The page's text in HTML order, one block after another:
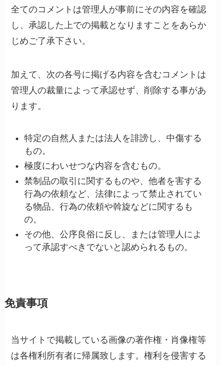
全てのコメントは管理人が事前にその内容を確認
し、承認した上での掲載となりますことをあらか
じめご了承下さい。
加えて、次の各号に掲げる内容を含むコメントは
管理人の裁量によって承認せず、削除する事があ
ります。
特定の自然人または法人を誹謗し、中傷する
もの。
極度にわいせつな内容を含むもの。
禁制品の取引に関するものや、他者を害する
行為の依頼など、法律によって禁止されてい
る物品、行為の依頼や斡旋などに関するも
の。
その他、公序良俗に反し、または管理人によ
って承認すべきでないと認められるもの。
免責事項
当サイトで掲載している画像の著作権・肖像権等
は各権利所有者に帰属致します。権利を侵害する